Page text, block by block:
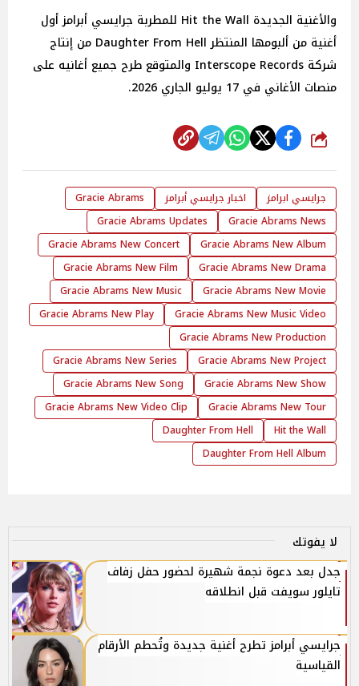
والأغنية الجديدة Hit the Wall للمطربة جرايسي أبرامز أول
أغنية من ألبومها المنتظر Daughter From Hell من إنتاج
شركة Interscope Records والمتوقع طرح جميع أغانيه على
منصات الأغاني في 17 يوليو الجاري 2026.
شارك
جرايسي ابرامز اخبار جرايسي أبرامز
Gracie Abrams
Gracie Abrams News
Gracie Abrams Updates
Gracie Abrams New Album
Gracie Abrams New Concert
Gracie Abrams New Drama
Gracie Abrams New Film
Gracie Abrams New Movie
Gracie Abrams New Music
Gracie Abrams New Music Video
Gracie Abrams New Play
Gracie Abrams New Production
Gracie Abrams New Project
Gracie Abrams New Series
Gracie Abrams New Show
Gracie Abrams New Song
Gracie Abrams New Tour
Gracie Abrams New Video Clip
Hit the Wall
Daughter From Hell
Daughter From Hell Album
لا يفوتك
جدل بعد دعوة نجمة شهيرة لحضور حفل زفاف
تايلور سويفت قبل انطلاقه
جرايسي أبرامز تطرح أغنية جديدة وتُحطم الأرقام
القياسية